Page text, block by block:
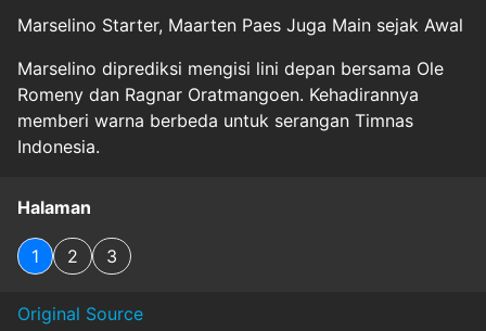
Marselino Starter, Maarten Paes Juga Main sejak Awal
Marselino diprediksi mengisi lini depan bersama Ole
Romeny dan Ragnar Oratmangoen. Kehadirannya
memberi warna berbeda untuk serangan Timnas
Indonesia.
Halaman
1 2 3
Original Source